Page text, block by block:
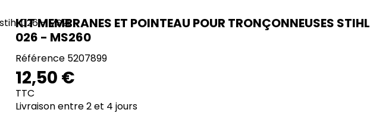
KIT MEMBRANES ET POINTEAU POUR TRONÇONNEUSES STIHL
026 - MS260
Référence 5207899
12,50 €
TTC
Livraison entre 2 et 4 jours